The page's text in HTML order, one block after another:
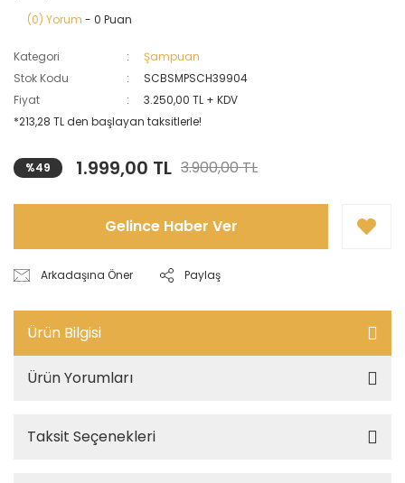
(0) Yorum - 0 Puan
Kategori
Şampuan
Stok Kodu
SCBSMPSCH39904
Fiyat
3.250,00 TL + KDV
*213,28 TL den başlayan taksitlerle!
%49 1.999,00 TL 3.900,00 TL
Gelince Haber Ver
Arkadaşına Öner Paylaş
Ürün Bilgisi
Ürün Yorumları
Taksit Seçenekleri